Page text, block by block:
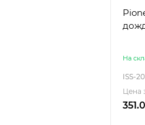
На
ISS-
Цена